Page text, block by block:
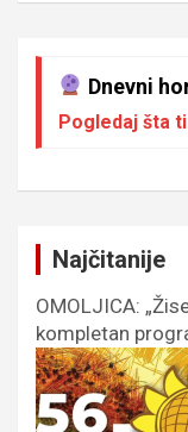
Dnevni
Pogledaj šta
Najčitanije
OMOLJICA:
kompletan